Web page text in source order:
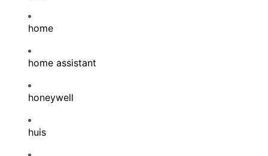
home
home assistant
honeywell
huis